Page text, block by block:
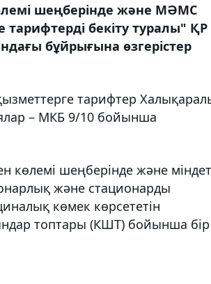
шеңберінде және МӘМС
бекіту туралы" ҚР
бұйрығына өзгерістер
тарифтер
– МКБ 9/10 бойынша
көлемі шеңберінде және
және стационарды
көмек көрсететін
топтары (КШТ) бойынша бір